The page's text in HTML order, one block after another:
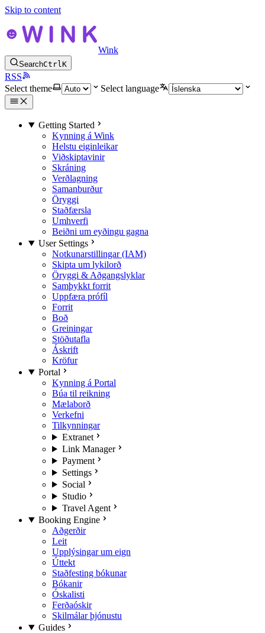
Skip to content
Wink
SearchCtrlK
RSS
Select theme
Select language
Getting Started
Kynning á Wink
Helstu eiginleikar
Viðskiptavinir
Skráning
Verðlagning
Samanburður
Öryggi
Staðfærsla
Umhverfi
Beiðni um eyðingu gagna
User Settings
Notkunarstillingar (IAM)
Skipta um lykilorð
Öryggi & Aðgangslyklar
Samþykkt forrit
Uppfæra prófíl
Forrit
Boð
Greiningar
Stöðutafla
Áskrift
Kröfur
Portal
Kynning á Portal
Búa til reikning
Mælaborð
Verkefni
Tilkynningar
Extranet
Link Manager
Payment
Settings
Social
Studio
Travel Agent
Booking Engine
Aðgerðir
Leit
Upplýsingar um eign
Úttekt
Staðfesting bókunar
Bókanir
Óskalisti
Ferðaóskir
Skilmálar þjónustu
Guides